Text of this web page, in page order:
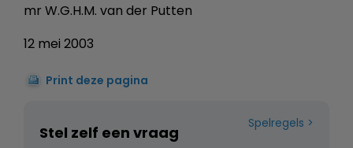
mr W.G.H.M. van der Putten
12 mei 2003
Print deze pagina
Spelregels
Stel zelf een vraag